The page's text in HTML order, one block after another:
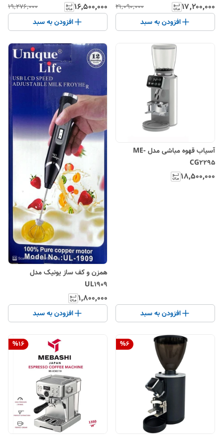
۱۷٬۲۰۰٬۰۰۰ ۲۱٬۰۹۰٬۰۰۰
افزودن به سبد
۱۶٬۵۰۰٬۰۰۰ ۱۹٬۲۷۶٬۰۰۰
افزودن به سبد
آسیاب قهوه مباشی مدل ME-
CG2295
۱۸٬۵۰۰٬۰۰۰
افزودن به سبد
همزن و کف ساز یونیک مدل
UL1909
۱٬۸۰۰٬۰۰۰
افزودن به سبد
%6
%16